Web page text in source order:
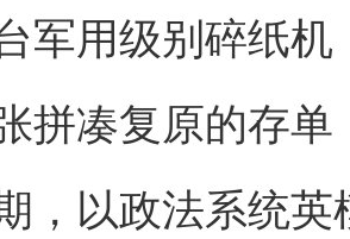
用级别碎纸机
凑复原的存单
以政法系统英